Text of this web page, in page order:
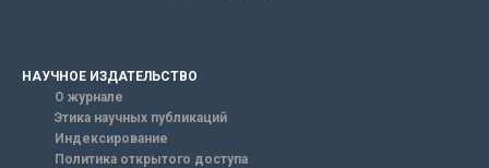
НАУЧНОЕ ИЗДАТЕЛЬСТВО
О журнале
Этика научных публикаций
Индексирование
Политика открытого доступа